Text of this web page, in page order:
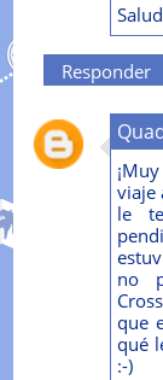
Responder
viaje
le
no
que
qué
:-)